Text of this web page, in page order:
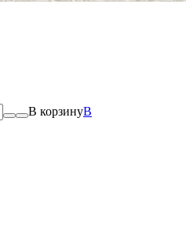
В корзинуВ